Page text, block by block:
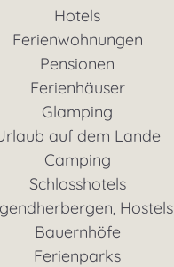
Hotels
Ferienwohnungen
Pensionen
Ferienhäuser
Glamping
auf dem Lande
Camping
Schlosshotels
Hostels
Bauernhöfe
Ferienparks